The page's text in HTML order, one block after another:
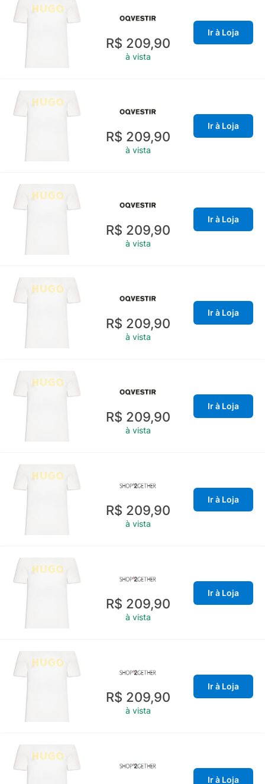
R$ 209,90
à vista
Ir à Loja
R$ 209,90
à vista
Ir à Loja
R$ 209,90
à vista
Ir à Loja
R$ 209,90
à vista
Ir à Loja
R$ 209,90
à vista
Ir à Loja
R$ 209,90
à vista
Ir à Loja
R$ 209,90
à vista
Ir à Loja
R$ 209,90
à vista
Ir à Loja
Ir à Loja